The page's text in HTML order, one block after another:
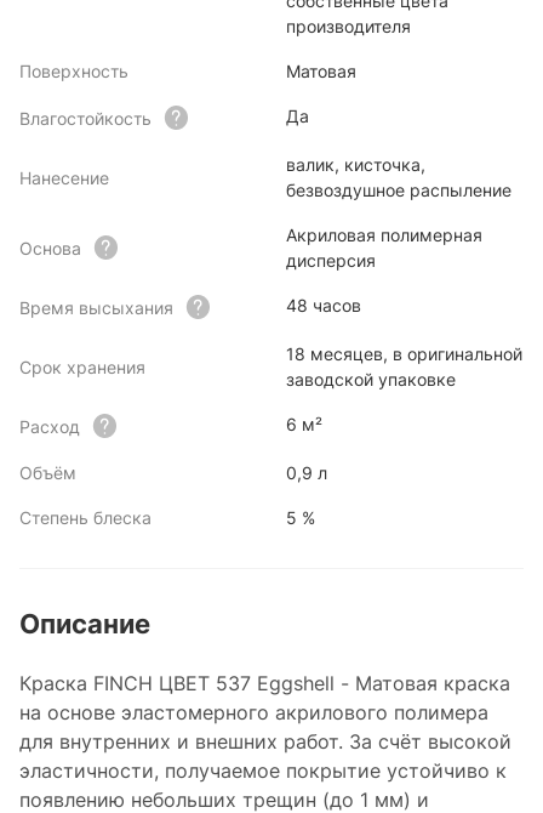
производителя
Поверхность Матовая
Влагостойкость Да
Нанесение
валик, кисточка,
безвоздушное распыление
Основа
Акриловая полимерная
дисперсия
Время высыхания 48 часов
Срок хранения
18 месяцев, в оригинальной
заводской упаковке
Расход 6 м²
Объём 0,9 л
Степень блеска 5 %
Описание
Краска FINCH ЦВЕТ 537 Eggshell - Матовая краска
на основе эластомерного акрилового полимера
для внутренних и внешних работ. За счёт высокой
эластичности, получаемое покрытие устойчиво к
появлению небольших трещин (до 1 мм) и